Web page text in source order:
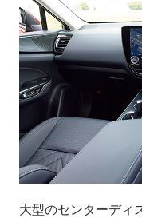
大型のセンターディ